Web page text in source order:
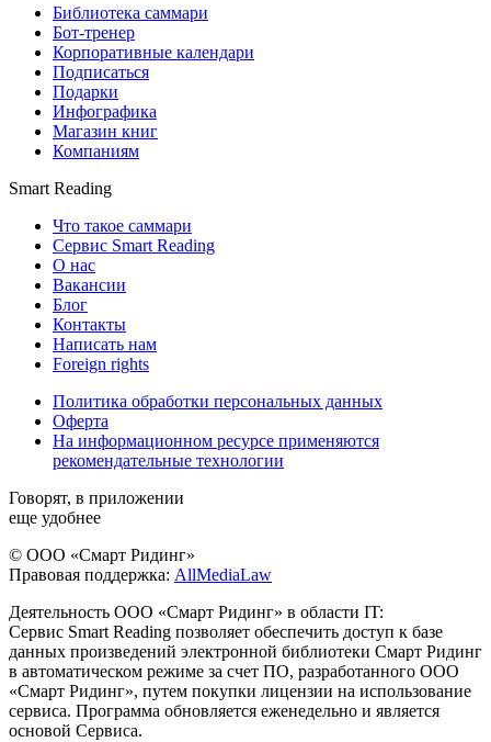
Библиотека саммари
Бот-тренер
Корпоративные календари
Подписаться
Подарки
Инфографика
Магазин книг
Компаниям
Smart Reading
Что такое саммари
Сервис Smart Reading
О нас
Вакансии
Блог
Контакты
Написать нам
Foreign rights
Политика обработки персональных данных
Оферта
На информационном ресурсе применяются
рекомендательные технологии
Говорят, в приложении
еще удобнее
© ООО «Смарт Ридинг»
Правовая поддержка: AllMediaLaw
Деятельность ООО «Смарт Ридинг» в области IT:
Сервис Smart Reading позволяет обеспечить доступ к базе
данных произведений электронной библиотеки Смарт Ридинг
в автоматическом режиме за счет ПО, разработанного ООО
«Смарт Ридинг», путем покупки лицензии на использование
сервиса. Программа обновляется еженедельно и является
основой Сервиса.